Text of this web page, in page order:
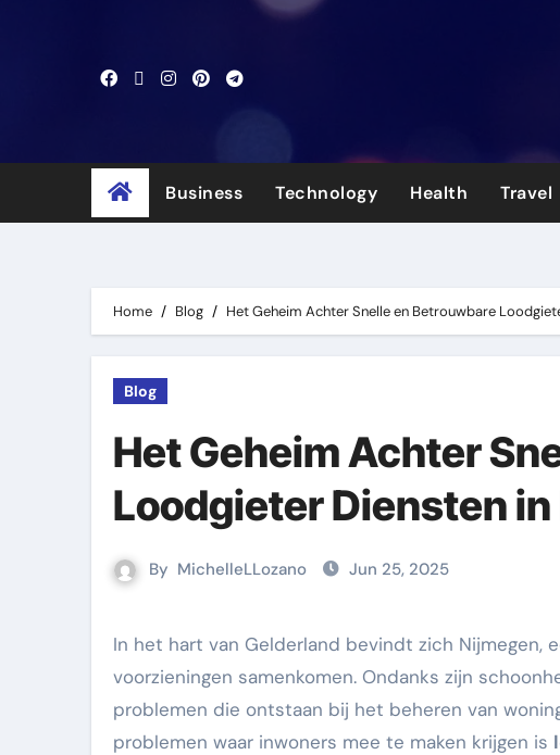
Business Technology Health Travel
Home Blog Het Geheim Achter Snelle en Betrouwbare
Blog
Het Geheim Achter
Loodgieter Diensten
By MichelleLLozano Jun 25, 2025
In het hart van Gelderland bevindt zich Nijmegen, een stad waar oude charme en moderne
voorzieningen samenkomen. Ondanks zijn
problemen die ontstaan bij het beheren van
problemen waar inwoners mee te maken krijgen is